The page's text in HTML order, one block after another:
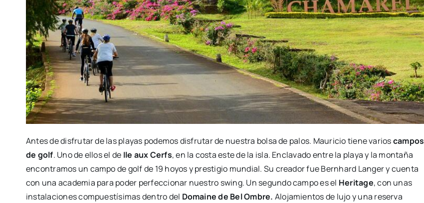
Antes de disfrutar de las playas podemos disfrutar de nuestra bolsa de palos. Mauricio tiene varioscampos
de golf. Uno de ellos el de Ile aux Cerfs, en la costa este de la isla. Enclavado entre la playa y la montaña
encontramos un campo de golf de 19 hoyos y prestigio mundial. Su creador fue Bernhard Langer y cuenta
con una academia para poder perfeccionar nuestro swing. Un segundo campo es el Heritage, con unas
instalaciones compuestísimas dentro del Domaine de Bel Ombre. Alojamientos de lujo y una reserva